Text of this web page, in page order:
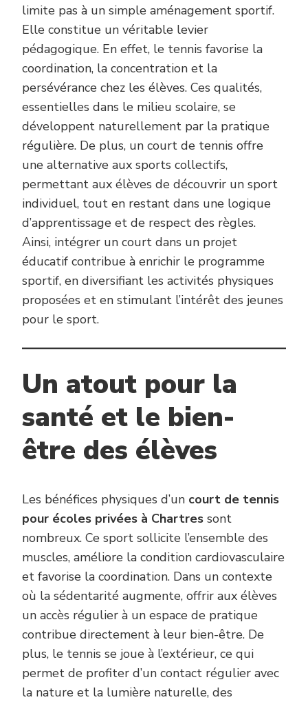
limite pas à un simple aménagement sportif.
Elle constitue un véritable levier
pédagogique. En effet, le tennis favorise la
coordination, la concentration et la
persévérance chez les élèves. Ces qualités,
essentielles dans le milieu scolaire, se
développent naturellement par la pratique
régulière. De plus, un court de tennis offre
une alternative aux sports collectifs,
permettant aux élèves de découvrir un sport
individuel, tout en restant dans une logique
d’apprentissage et de respect des règles.
Ainsi, intégrer un court dans un projet
éducatif contribue à enrichir le programme
sportif, en diversifiant les activités physiques
proposées et en stimulant l’intérêt des jeunes
pour le sport.
Un atout pour la
santé et le bien-
être des élèves
Les bénéfices physiques d’un court de tennis
pour écoles privées à Chartres sont
nombreux. Ce sport sollicite l’ensemble des
muscles, améliore la condition cardiovasculaire
et favorise la coordination. Dans un contexte
où la sédentarité augmente, offrir aux élèves
un accès régulier à un espace de pratique
contribue directement à leur bien-être. De
plus, le tennis se joue à l’extérieur, ce qui
permet de profiter d’un contact régulier avec
la nature et la lumière naturelle, des